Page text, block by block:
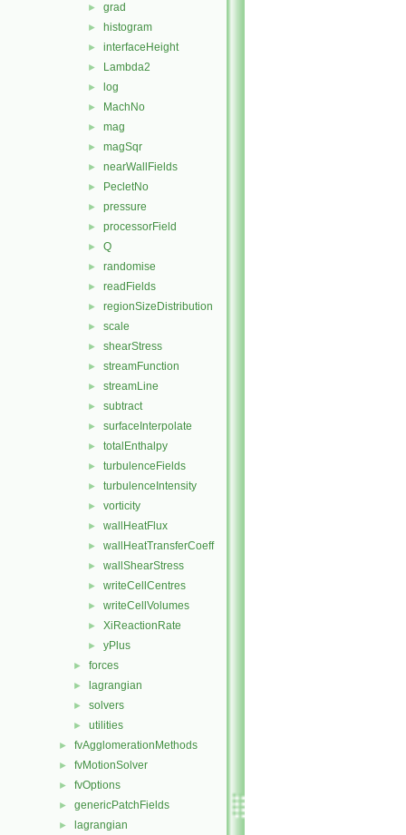
► grad
► histogram
► interfaceHeight
► Lambda2
► log
► MachNo
► mag
► magSqr
► nearWallFields
► PecletNo
► pressure
► processorField
► Q
► randomise
► readFields
► regionSizeDistribution
► scale
► shearStress
► streamFunction
► streamLine
► subtract
► surfaceInterpolate
► totalEnthalpy
► turbulenceFields
► turbulenceIntensity
► vorticity
► wallHeatFlux
► wallHeatTransferCoeff
► wallShearStress
► writeCellCentres
► writeCellVolumes
► XiReactionRate
► yPlus
► forces
► lagrangian
► solvers
► utilities
► fvAgglomerationMethods
► fvMotionSolver
► fvOptions
► genericPatchFields
► lagrangian